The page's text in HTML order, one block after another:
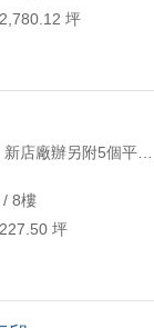
-
坪
/ 8樓
坪